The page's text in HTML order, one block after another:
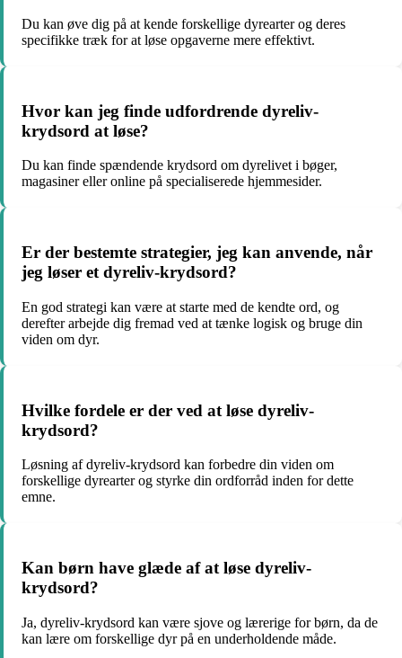
Du kan øve dig på at kende forskellige dyrearter og deres
specifikke træk for at løse opgaverne mere effektivt.
Hvor kan jeg finde udfordrende dyreliv-
krydsord at løse?
Du kan finde spændende krydsord om dyrelivet i bøger,
magasiner eller online på specialiserede hjemmesider.
Er der bestemte strategier, jeg kan anvende, når
jeg løser et dyreliv-krydsord?
En god strategi kan være at starte med de kendte ord, og
derefter arbejde dig fremad ved at tænke logisk og bruge din
viden om dyr.
Hvilke fordele er der ved at løse dyreliv-
krydsord?
Løsning af dyreliv-krydsord kan forbedre din viden om
forskellige dyrearter og styrke din ordforråd inden for dette
emne.
Kan børn have glæde af at løse dyreliv-
krydsord?
Ja, dyreliv-krydsord kan være sjove og lærerige for børn, da de
kan lære om forskellige dyr på en underholdende måde.